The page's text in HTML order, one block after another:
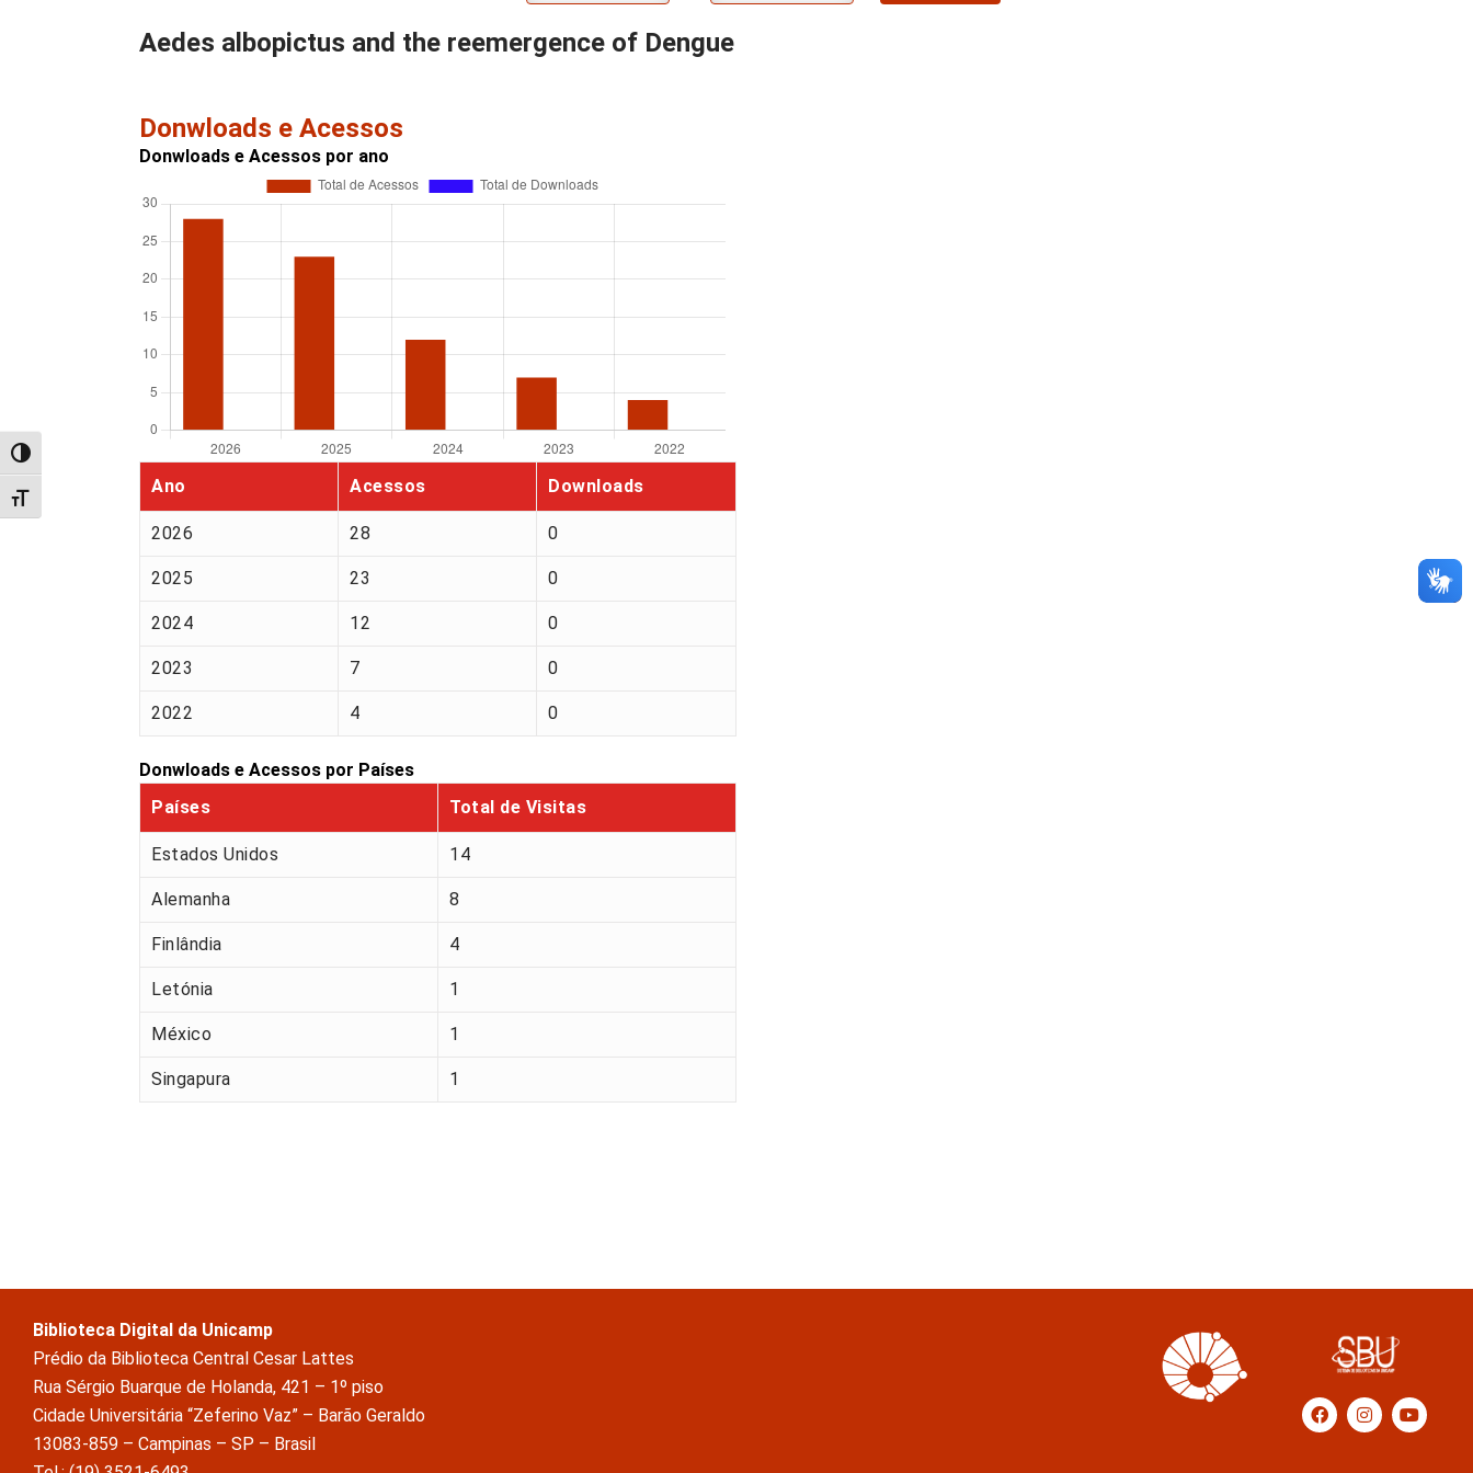
Alternar alto contraste
Alternar tamanho da fonte
Aedes albopictus and the reemergence of Dengue
Donwloads e Acessos
Donwloads e Acessos por ano
Ano Acessos Downloads
2026 28 0
2025 23 0
2024 12 0
2023 7 0
2022 4 0
Donwloads e Acessos por Países
Países
Total de Visitas
Estados Unidos 14
Alemanha 8
Finlândia 4
Letónia 1
México 1
Singapura 1
Biblioteca Digital da Unicamp
Prédio da Biblioteca Central Cesar Lattes
Rua Sérgio Buarque de Holanda, 421 – 1º piso
Cidade Universitária “Zeferino Vaz” – Barão Geraldo
13083-859 – Campinas – SP – Brasil